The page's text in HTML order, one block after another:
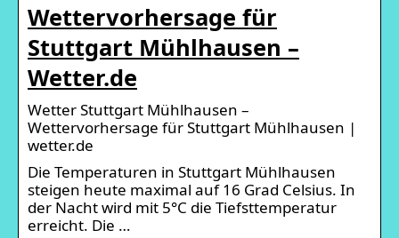
Wettervorhersage für
Stuttgart Mühlhausen –
Wetter.de
Wetter Stuttgart Mühlhausen –
Wettervorhersage für Stuttgart Mühlhausen |
wetter.de
Die Temperaturen in Stuttgart Mühlhausen
steigen heute maximal auf 16 Grad Celsius. In
der Nacht wird mit 5°C die Tiefsttemperatur
erreicht. Die …